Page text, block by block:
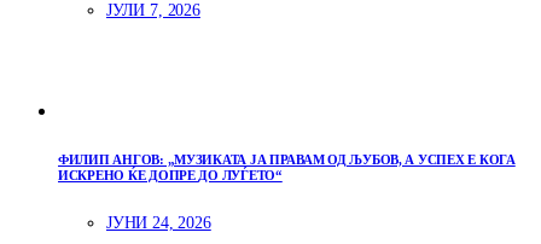
ЈУЛИ 7, 2026
ФИЛИП АНГОВ: „МУЗИКАТА ЈА ПРАВАМ ОД ЉУБОВ, А УСПЕХ Е КОГА
ИСКРЕНО ЌЕ ДОПРЕ ДО ЛУЃЕТО“
ЈУНИ 24, 2026